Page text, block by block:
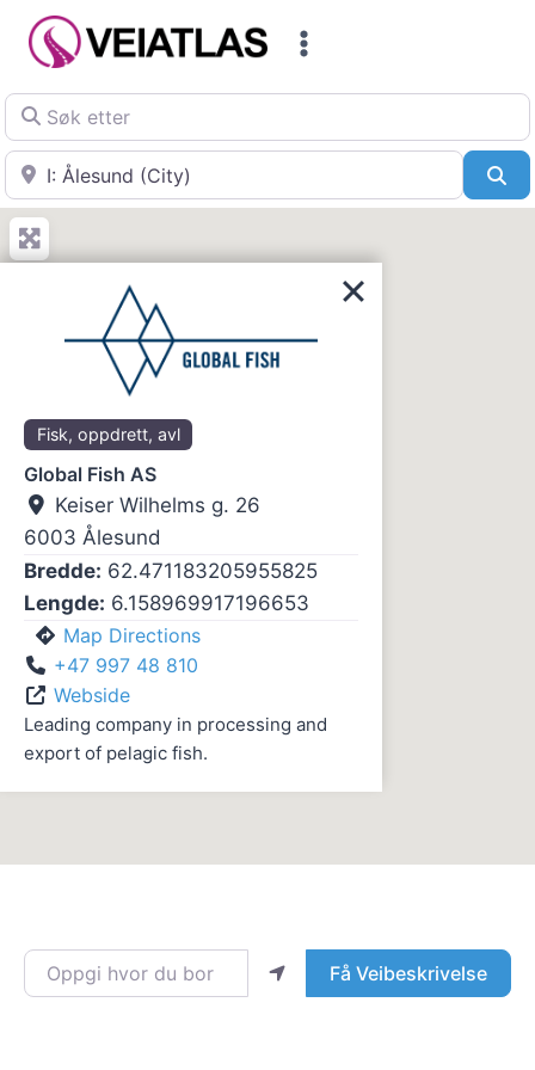
Skip
Søk etter
Nær
Oppgi hvor du bor Få Veibeskrivelse
Fisk, oppdrett, avl
Global Fish AS
Keiser Wilhelms g. 26
6003 Ålesund
Bredde: 62.471183205955825
Lengde: 6.158969917196653
Map Directions
+47 997 48 810
Webside
Leading company in processing and
export of pelagic fish.